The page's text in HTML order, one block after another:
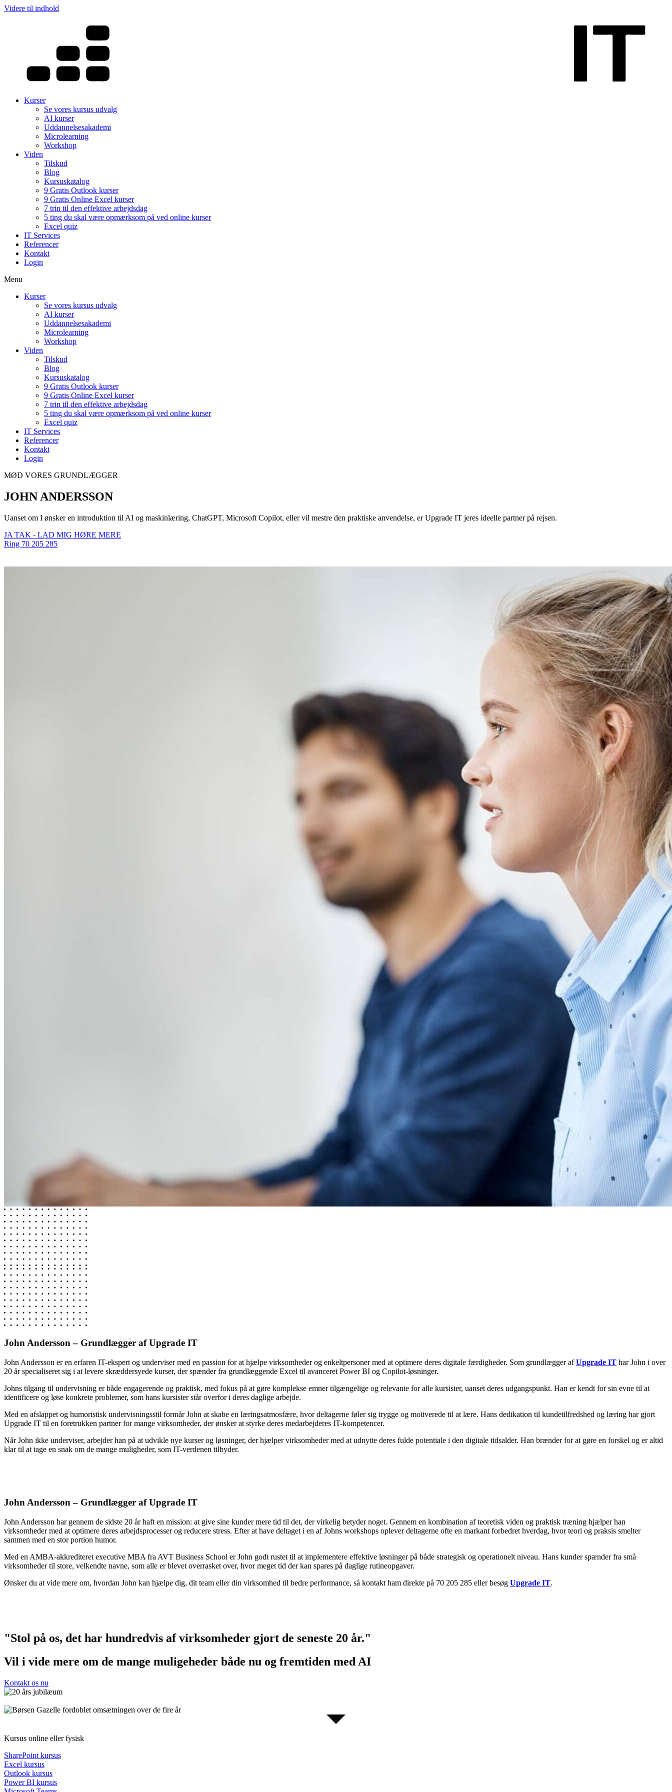
Videre til indhold
Kurser
Se vores kursus udvalg
AI kurser
Uddannelsesakademi
Microlearning
Workshop
Viden
Tilskud
Blog
Kursuskatalog
9 Gratis Outlook kurser
9 Gratis Online Excel kurser
7 trin til den effektive arbejdsdag
5 ting du skal være opmærksom på ved online kurser
Excel quiz
IT Services
Referencer
Kontakt
Login
Menu
Kurser
Se vores kursus udvalg
AI kurser
Uddannelsesakademi
Microlearning
Workshop
Viden
Tilskud
Blog
Kursuskatalog
9 Gratis Outlook kurser
9 Gratis Online Excel kurser
7 trin til den effektive arbejdsdag
5 ting du skal være opmærksom på ved online kurser
Excel quiz
IT Services
Referencer
Kontakt
Login
MØD VORES GRUNDLÆGGER
JOHN ANDERSSON
Uanset om I ønsker en introduktion til AI og maskinlæring, ChatGPT, Microsoft Copilot, eller vil mestre den praktiske anvendelse, er Upgrade IT jeres ideelle partner på rejsen.
JA TAK - LAD MIG HØRE MERE
Ring 70 205 285
John Andersson – Grundlægger af Upgrade IT
John Andersson er en erfaren IT-ekspert og underviser med en passion for at hjælpe virksomheder og enkeltpersoner med at optimere deres digitale færdigheder. Som grundlægger afUpgrade IT har John i over
20 år specialiseret sig i at levere skræddersyede kurser, der spænder fra grundlæggende Excel til avanceret Power BI og Copilot-løsninger.
Johns tilgang til undervisning er både engagerende og praktisk, med fokus på at gøre komplekse emner tilgængelige og relevante for alle kursister, uanset deres udgangspunkt. Han er kendt for sin evne til at
identificere og løse konkrete problemer, som hans kursister står overfor i deres daglige arbejde.
Med en afslappet og humoristisk undervisningsstil formår John at skabe en læringsatmosfære, hvor deltagerne føler sig trygge og motiverede til at lære. Hans dedikation til kundetilfredshed og læring har gjort
Upgrade IT til en foretrukken partner for mange virksomheder, der ønsker at styrke deres medarbejderes IT-kompetencer.
Når John ikke underviser, arbejder han på at udvikle nye kurser og løsninger, der hjælper virksomheder med at udnytte deres fulde potentiale i den digitale tidsalder. Han brænder for at gøre en forskel og er altid
klar til at tage en snak om de mange muligheder, som IT-verdenen tilbyder.
John Andersson – Grundlægger af Upgrade IT
John Andersson har gennem de sidste 20 år haft en mission: at give sine kunder mere tid til det, der virkelig betyder noget. Gennem en kombination af teoretisk viden og praktisk træning hjælper han
virksomheder med at optimere deres arbejdsprocesser og reducere stress. Efter at have deltaget i en af Johns workshops oplever deltagerne ofte en markant forbedret hverdag, hvor teori og praksis smelter
sammen med en stor portion humor.
Med en AMBA-akkrediteret executive MBA fra AVT Business School er John godt rustet til at implementere effektive løsninger på både strategisk og operationelt niveau. Hans kunder spænder fra små
virksomheder til store, velkendte navne, som alle er blevet overrasket over, hvor meget tid der kan spares på daglige rutineopgaver.
Ønsker du at vide mere om, hvordan John kan hjælpe dig, dit team eller din virksomhed til bedre performance, så kontakt ham direkte på 70 205 285 eller besøg Upgrade IT.
"Stol på os, det har hundredvis af virksomheder gjort de seneste 20 år."
Vil i vide mere om de mange muligeheder både nu og fremtiden med AI
Kontakt os nu
Kursus online eller fysisk
SharePoint kursus
Excel kursus
Outlook kursus
Power BI kursus